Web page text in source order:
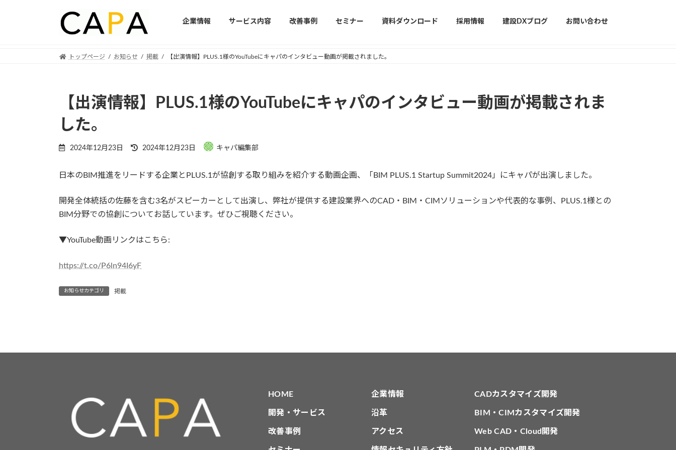
企業情報 サービス内容 改善事例 セミナー 資料ダウンロード 採用情報 建設DXブログ お問い合わせ
トップページ お知らせ 掲載 【出演情報】PLUS.1様のYouTubeにキャパのインタビュー動画が掲載されました。
【出演情報】PLUS.1様のYouTubeにキャパのインタビュー動画が掲載されま
した。
2024年12月23日
Last
updated
2024年12月23日 キャパ編集部
日本のBIM推進をリードする企業とPLUS.1が協創する取り組みを紹介する動画企画、「BIM PLUS.1 Startup Summit2024」にキャパが出演しました。
開発全体統括の佐藤を含む3名がスピーカーとして出演し、 弊社が提供する建設業界へのCAD・BIM・CIMソリューションや代表的な事例、 PLUS.1様との
BIM分野での協創についてお話しています。 ぜひご視聴ください。
▼YouTube動画リンクはこちら:
https://t.co/P6ln94I6yF
お知らせカテゴリ 掲載
HOME
開発・サービス
改善事例
企業情報
沿革
アクセス
CADカスタマイズ開発
BIM・CIMカスタマイズ開発
Web CAD・Cloud開発